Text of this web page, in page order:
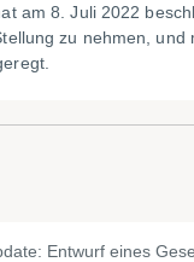
am 8. Juli 2022
zu nehmen, und
Entwurf eines